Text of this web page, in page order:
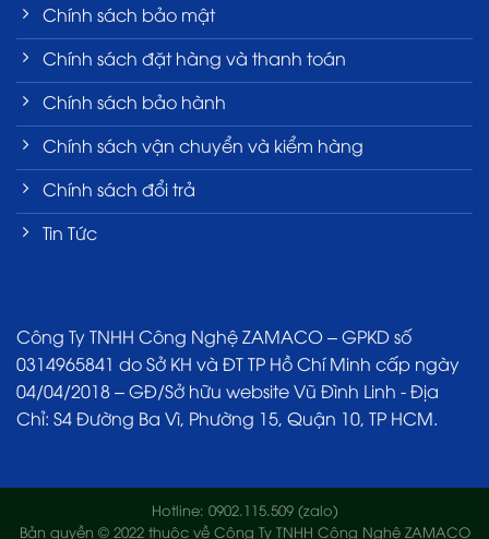
Chính sách bảo mật
Chính sách đặt hàng và thanh toán
Chính sách bảo hành
Chính sách vận chuyển và kiểm hàng
Chính sách đổi trả
Tin Tức
Công Ty TNHH Công Nghệ ZAMACO – GPKD số
0314965841 do Sở KH và ĐT TP Hồ Chí Minh cấp ngày
04/04/2018 – GĐ/Sở hữu website Vũ Đình Linh - Địa
Chỉ: S4 Đường Ba Vì, Phường 15, Quận 10, TP HCM.
Hotline: 0902.115.509 (zalo)
Bản quyền © 2022 thuộc về Công Ty TNHH Công Nghệ ZAMACO